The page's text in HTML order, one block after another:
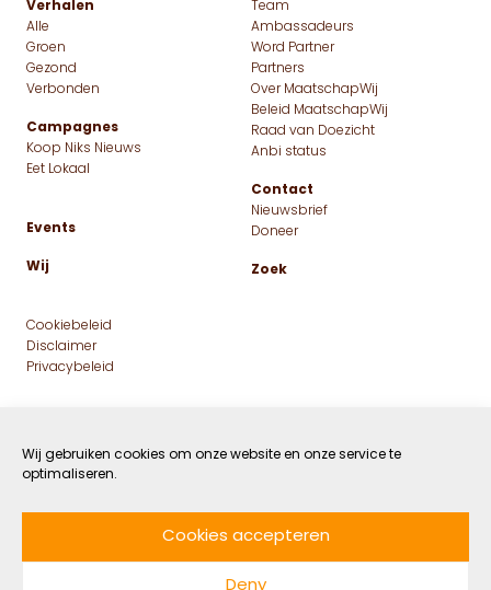
Wij gebruiken cookies om onze website en onze service te
optimaliseren.
Cookies accepteren
Deny
Met deze zelfmaak-tips eet
je betaalbaar én biologisch,
16 NOVEMBER 2022
DOOR ROANNE VAN BAREN LEESTIJD: 6 MIN